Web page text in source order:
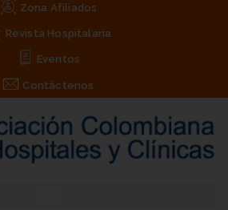
Zona Afiliados
Revista Hospitalaria
Eventos
Contáctenos